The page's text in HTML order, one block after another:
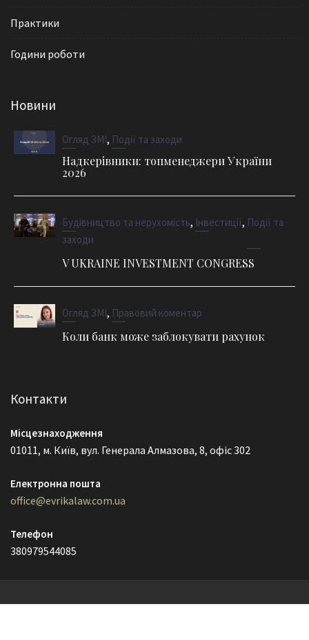
Практики
Години роботи
Новини
Огляд ЗМІ, Події та заходи
Надкерівники: топменеджери України
2026
Будівництво та нерухомість, Інвестиції, Події та
заходи
V UKRAINE INVESTMENT CONGRESS
Огляд ЗМІ, Правовий коментар
Коли банк може заблокувати рахунок
Контакти
Місцезнаходження
01011, м. Київ, вул. Генерала Алмазова, 8, офіс 302
Електронна пошта
office@evrikalaw.com.ua
Телефон
380979544085